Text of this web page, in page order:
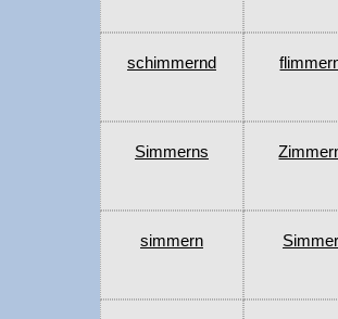
schimmernd
Simmerns
simmern